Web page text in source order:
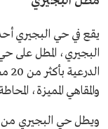
يقع في حي البجيري
البجيري، المطل على
والمقاهي المميزة،
ويطل حي البجيري من